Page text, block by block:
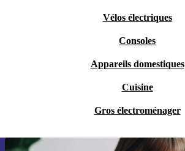
Vélos électriques
Consoles
Appareils domestiques
Cuisine
Gros électroménager